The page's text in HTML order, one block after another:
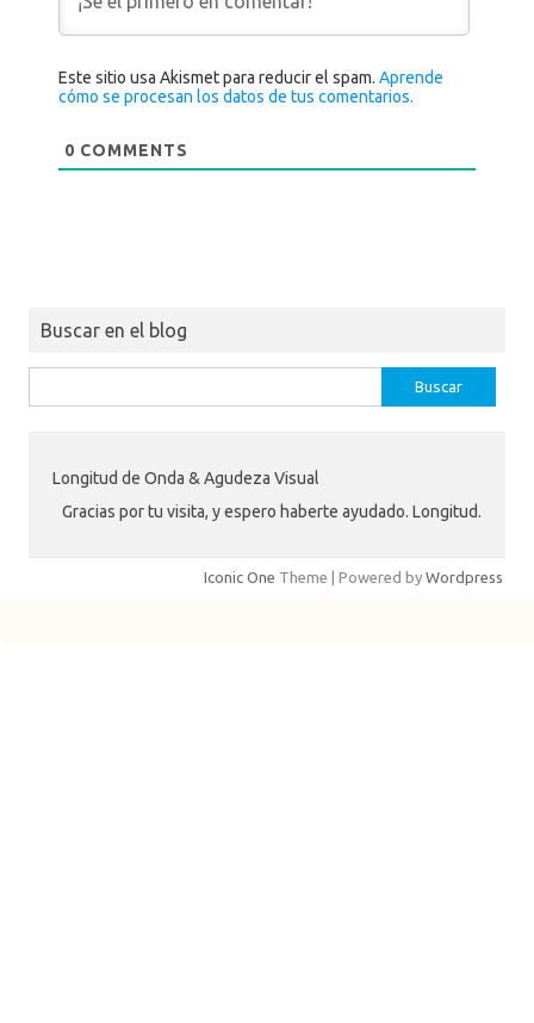
Este sitio usa Akismet para reducir el spam.Aprende
cómo se procesan los datos de tus comentarios.
0 COMMENTS
Buscar en el blog
Longitud de Onda & Agudeza Visual
Gracias por tu visita, y espero haberte ayudado. Longitud.
Iconic One Theme | Powered by Wordpress